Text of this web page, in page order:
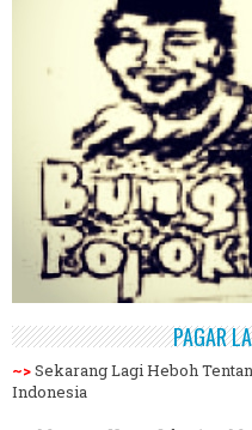
PAGAR
~>Sekarang Lagi Heboh
Indonesia